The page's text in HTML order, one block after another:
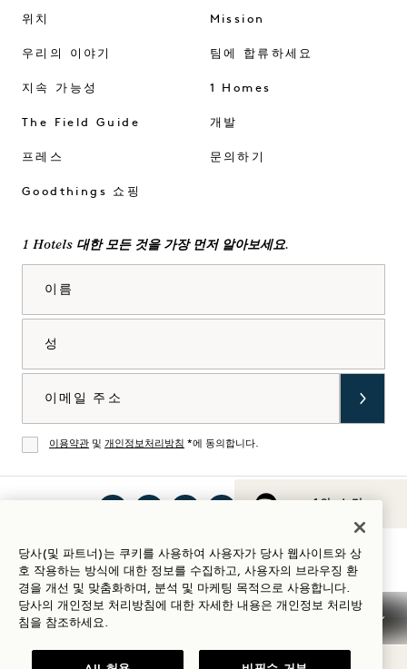
1의 소리
위치
우리의 이야기
지속 가능성
The Field Guide
프레스
Goodthings 쇼핑
Mission
팀에 합류하세요
1 Homes
개발
문의하기
1 Hotels 대한 모든 것을 가장 먼저 알아보세요.
동의
이용약관 및 개인정보처리방침 *에 동의합니다.
타그
램에
서 1
Hotels
방문
에서
1
Hotels
하기
스북
에서
1
방문
브에
서 1
Hotels
하기
드인
에서
1
방문
에서
1
Hotels
하기
숙박 가이드
당사(및 파트너)는 쿠키를 사용하여 사용자가 당사 웹사이트와 상
호 작용하는 방식에 대한 정보를 수집하고, 사용자의 브라우징 환
경을 개선 및 맞춤화하며, 분석 및 마케팅 목적으로 사용합니다.
당사의 개인정보 처리방침에 대한 자세한 내용은 개인정보 처리방
침을 참조하세요.